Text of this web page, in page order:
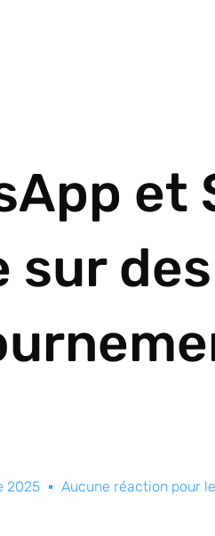
et
sur
2025 Aucune réaction pour